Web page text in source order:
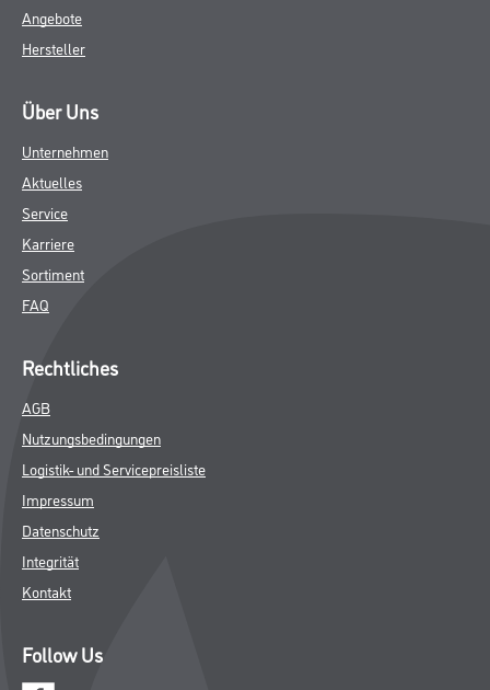
Angebote
Hersteller
Über Uns
Unternehmen
Aktuelles
Service
Karriere
Sortiment
FAQ
Rechtliches
AGB
Nutzungsbedingungen
Logistik- und Servicepreisliste
Impressum
Datenschutz
Integrität
Kontakt
Follow Us